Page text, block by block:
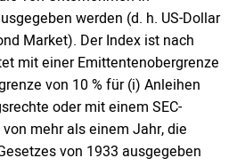
werden (d. h. US-Dollar
Market). Der Index ist nach
mit einer Emittentenobergrenze
von 10 % für (i) Anleihen
oder mit einem SEC-
mehr als einem Jahr, die
von 1933 ausgegeben